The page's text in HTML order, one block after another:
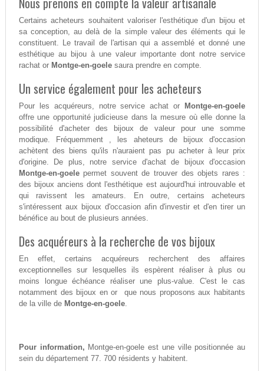
Certains acheteurs souhaitent valoriser l'esthétique d'un bijou et
sa conception, au delà de la simple valeur des éléments qui le
constituent. Le travail de l'artisan qui a assemblé et donné une
esthétique au bijou à une valeur importante dont notre service
rachat or Montge-en-goelesaura prendre en compte.
Un service également pour les acheteurs
Pour les acquéreurs, notre service achat or Montge-en-goele
offre une opportunité judicieuse dans la mesure où elle donne la
possibilité d'acheter des bijoux de valeur pour une somme
modique. Fréquemment , les aheteurs de bijoux d'occasion
achètent des biens qu'ils n'auraient pas pu acheter à leur prix
d'origine. De plus, notre service d'achat de bijoux d'occasion
Montge-en-goelepermet souvent de trouver des objets rares :
des bijoux anciens dont l'esthétique est aujourd'hui introuvable et
qui ravissent les amateurs. En outre, certains acheteurs
s'intéressent aux bijoux d'occasion afin d'investir et d'en tirer un
bénéfice au bout de plusieurs années.
Des acquéreurs à la recherche de vos bijoux
En effet, certains acquéreurs recherchent des affaires
exceptionnelles sur lesquelles ils espèrent réaliser à plus ou
moins longue échéance réaliser une plus-value. C'est le cas
notamment des bijoux en or que nous proposons aux habitants
de la ville de Montge-en-goele.
Pour information, Montge-en-goele est une ville positionnée au
sein du département 77. 700 résidents y habitent.